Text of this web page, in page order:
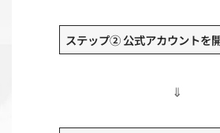
ステップ② 公式アカウントを
⇓